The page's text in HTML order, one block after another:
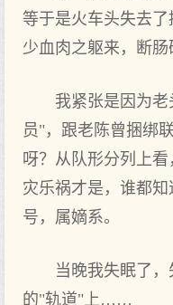
等于是火车头失去
少血肉之躯来，断肠
我紧张是因为
员"，跟老陈曾捆绑
呀？从队形分列上
灾乐祸才是，谁都
号，属嫡系。
当晚我失眠了
的"轨道"上……